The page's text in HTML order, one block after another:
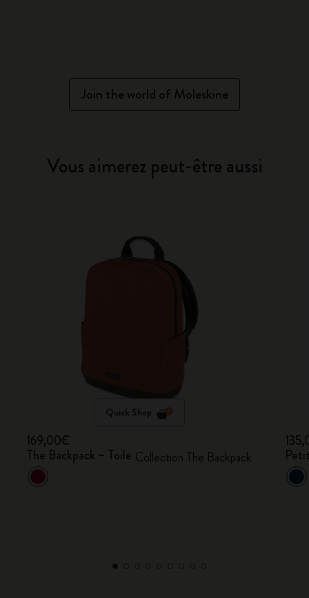
Join the world of Moleskine
Vous aimerez peut-être aussi
Quick Shop
169,00€
The Backpack – Toile Collection The Backpack